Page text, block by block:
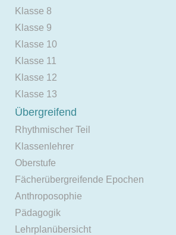
Klasse 8
Klasse 9
Klasse 10
Klasse 11
Klasse 12
Klasse 13
Übergreifend
Rhythmischer Teil
Klassenlehrer
Oberstufe
Fächerübergreifende Epochen
Anthroposophie
Pädagogik
Lehrplanübersicht